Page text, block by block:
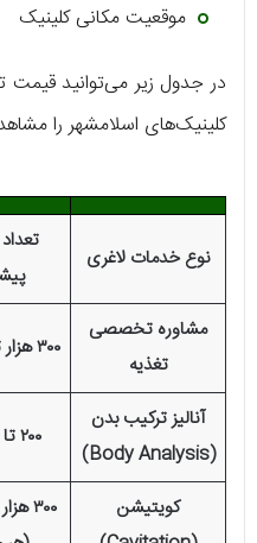
موقعیت مکانی کلینیک
در جدول زیر می‌توانید قیمت
کلینیک‌های اسلامشهر را
نوع خدمات لاغری
مشاوره تخصصی
تغذیه
۳۰۰ هزار تا ۱ میلیون
آنالیز ترکیب بدن
(Body Analysis)
۲۰۰ تا ۵۰۰ هزار
کویتیشن